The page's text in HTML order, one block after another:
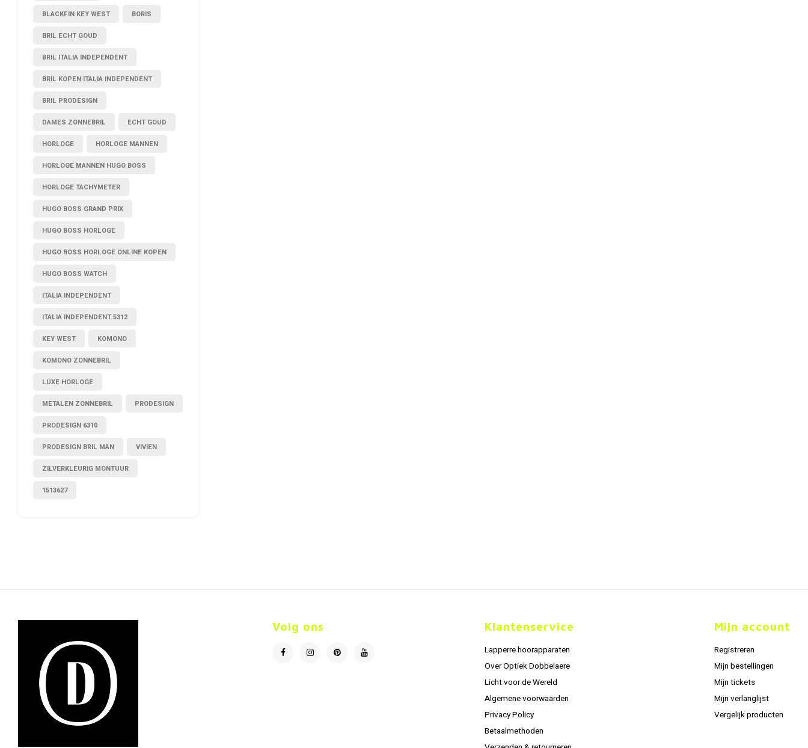
BLACKFIN KEY WEST BORIS
BRIL ECHT GOUD
BRIL ITALIA INDEPENDENT
BRIL KOPEN ITALIA INDEPENDENT
BRIL PRODESIGN
DAMES ZONNEBRIL ECHT GOUD
HORLOGE HORLOGE MANNEN
HORLOGE MANNEN HUGO BOSS
HORLOGE TACHYMETER
HUGO BOSS GRAND PRIX
HUGO BOSS HORLOGE
HUGO BOSS HORLOGE ONLINE KOPEN
HUGO BOSS WATCH
ITALIA INDEPENDENT
ITALIA INDEPENDENT 5312
KEY WEST KOMONO
KOMONO ZONNEBRIL
LUXE HORLOGE
METALEN ZONNEBRIL PRODESIGN
PRODESIGN 6310
PRODESIGN BRIL MAN VIVIEN
ZILVERKLEURIG MONTUUR
1513627
Volg ons Klantenservice
Lapperre hoorapparaten
Over Optiek Dobbelaere
Licht voor de Wereld
Algemene voorwaarden
Privacy Policy
Betaalmethoden
Mijn account
Registreren
Mijn bestellingen
Mijn tickets
Mijn verlanglijst
Vergelijk producten